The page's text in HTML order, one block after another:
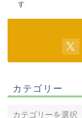
す
カテゴリー